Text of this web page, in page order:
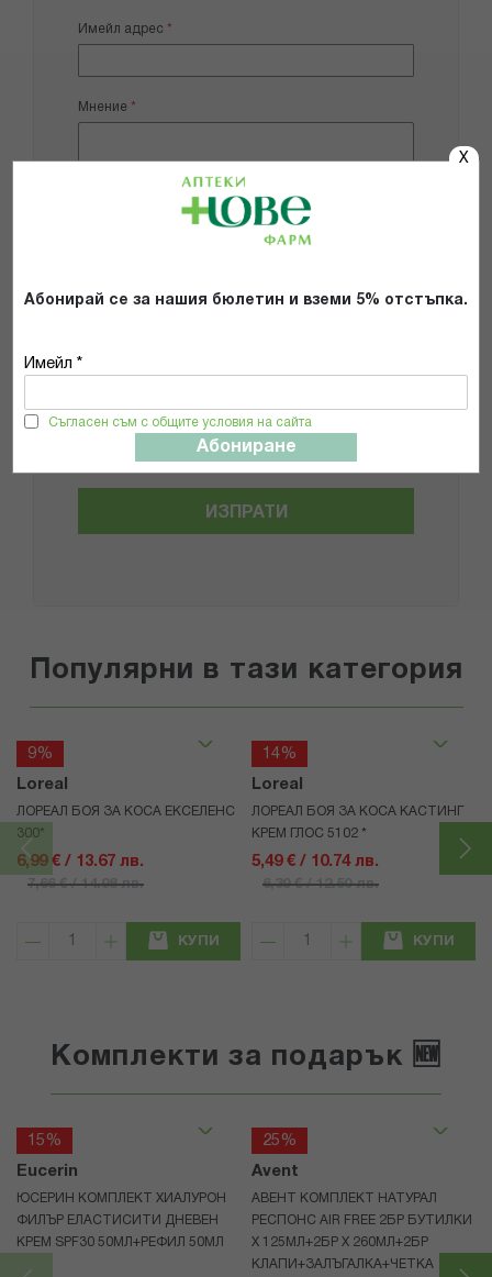
X
Абонирай се за нашия бюлетин и вземи 5% отстъпка.
Имейл *
Съгласен съм с общите условия на сайта
Абониране
Имейл адрес
Мнение
Общите условия и политиката за
поверителност *
ИЗПРАТИ
Популярни в тази категория
9%
Loreal
ЛОРЕАЛ БОЯ ЗА КОСА ЕКСЕЛЕНС
300*
6,99 € / 13.67 лв.
7,66 € / 14.98 лв.
КУПИ
14%
Loreal
ЛОРЕАЛ БОЯ ЗА КОСА КАСТИНГ
КРЕМ ГЛОС 5102 *
5,49 € / 10.74 лв.
6,39 € / 12.50 лв.
КУПИ
Комплекти за подарък 🆕
15%
Eucerin
ЮСЕРИН КОМПЛЕКТ ХИАЛУРОН
ФИЛЪР ЕЛАСТИСИТИ ДНЕВЕН
КРЕМ SPF30 50МЛ+РЕФИЛ 50МЛ
25%
Avent
АВЕНТ КОМПЛЕКТ НАТУРАЛ
РЕСПОНС AIR FREE 2БР БУТИЛКИ
Х 125МЛ+2БР Х 260МЛ+2БР
КЛАПИ+ЗАЛЪГАЛКА+ЧЕТКА